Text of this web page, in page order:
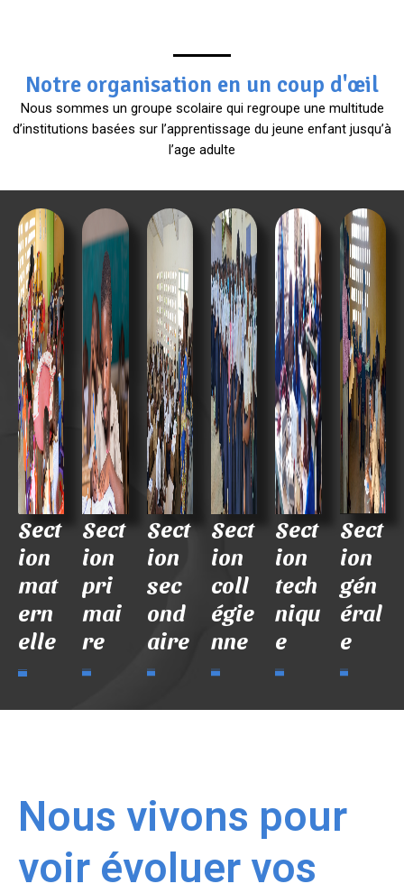
Notre organisation en un coup d'œil
Nous sommes un groupe scolaire qui regroupe une multitude
d’institutions basées sur l’apprentissage du jeune enfant jusqu’à
l’age adulte
Sect
ion
mat
ern
elle
Sect
ion
pri
mai
re
Sect
ion
sec
ond
aire
Sect
ion
coll
égie
nne
Sect
ion
tech
niqu
e
Sect
ion
gén
éral
e
Nous vivons pour
voir évoluer vos